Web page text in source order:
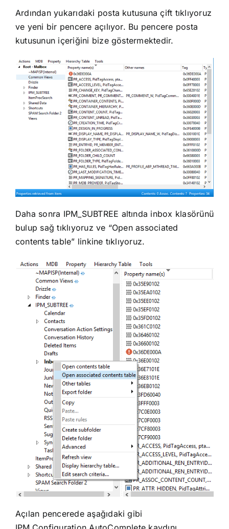
Ardından yukarıdaki posta kutusuna çift tıklıyoruz
ve yeni bir pencere açılıyor. Bu pencere posta
kutusunun içeriğini bize göstermektedir.
Daha sonra IPM_SUBTREE altında inbox klasörünü
bulup sağ tıklıyoruz ve “Open associated
contents table” linkine tıklıyoruz.
Açılan pencerede aşağıdaki gibi